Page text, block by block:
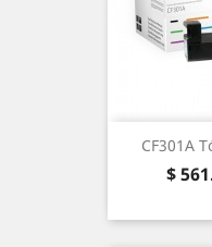
CF301A
$